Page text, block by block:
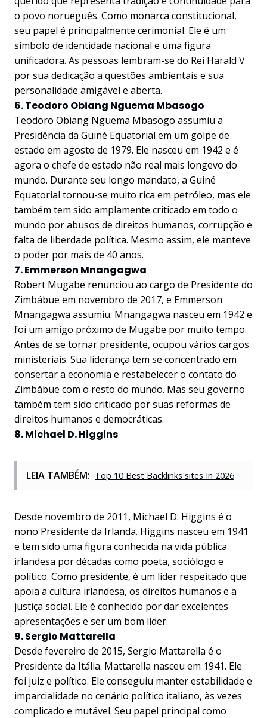
o povo norueguês. Como monarca constitucional,
seu papel é principalmente cerimonial. Ele é um
símbolo de identidade nacional e uma figura
unificadora. As pessoas lembram-se do Rei Harald V
por sua dedicação a questões ambientais e sua
personalidade amigável e aberta.
6. Teodoro Obiang Nguema Mbasogo
Teodoro Obiang Nguema Mbasogo assumiu a
Presidência da Guiné Equatorial em um golpe de
estado em agosto de 1979. Ele nasceu em 1942 e é
agora o chefe de estado não real mais longevo do
mundo. Durante seu longo mandato, a Guiné
Equatorial tornou-se muito rica em petróleo, mas ele
também tem sido amplamente criticado em todo o
mundo por abusos de direitos humanos, corrupção e
falta de liberdade política. Mesmo assim, ele manteve
o poder por mais de 40 anos.
7. Emmerson Mnangagwa
Robert Mugabe renunciou ao cargo de Presidente do
Zimbábue em novembro de 2017, e Emmerson
Mnangagwa assumiu. Mnangagwa nasceu em 1942 e
foi um amigo próximo de Mugabe por muito tempo.
Antes de se tornar presidente, ocupou vários cargos
ministeriais. Sua liderança tem se concentrado em
consertar a economia e restabelecer o contato do
Zimbábue com o resto do mundo. Mas seu governo
também tem sido criticado por suas reformas de
direitos humanos e democráticas.
8. Michael D. Higgins
LEIA TAMBÉM: Top 10 Best Backlinks sites In 2026
Desde novembro de 2011, Michael D. Higgins é o
nono Presidente da Irlanda. Higgins nasceu em 1941
e tem sido uma figura conhecida na vida pública
irlandesa por décadas como poeta, sociólogo e
político. Como presidente, é um líder respeitado que
apoia a cultura irlandesa, os direitos humanos e a
justiça social. Ele é conhecido por dar excelentes
apresentações e ser um bom líder.
9. Sergio Mattarella
Desde fevereiro de 2015, Sergio Mattarella é o
Presidente da Itália. Mattarella nasceu em 1941. Ele
foi juiz e político. Ele conseguiu manter estabilidade e
imparcialidade no cenário político italiano, às vezes
complicado e mutável. Seu papel principal como